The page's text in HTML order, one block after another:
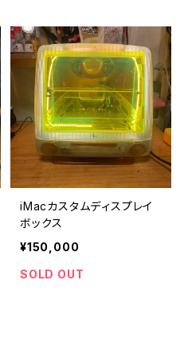
iMacカスタムディスプレイ
ボックス
¥150,000
SOLD OUT